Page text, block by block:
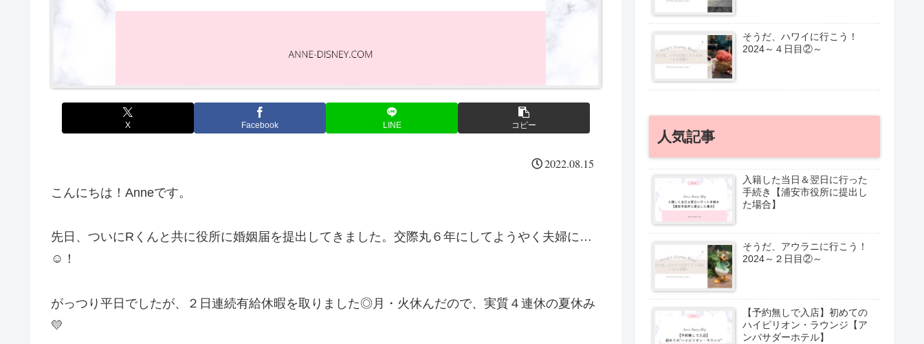
X Facebook LINE コピー
2022.08.15
こんにちは！Anneです。
先日、ついにRくんと共に役所に婚姻届を提出してきました。交際丸６年にしてようやく夫婦に…
☺！
がっつり平日でしたが、２日連続有給休暇を取りました◎月・火休んだので、実質４連休の夏休み
💛
そうだ、ハワイに行こう！
2024～４日目②～
人気記事
入籍した当日＆翌日に行った
手続き【浦安市役所に提出し
た場合】
そうだ、アウラニに行こう！
2024～２日目②～
【予約無しで入店】初めての
ハイピリオン・ラウンジ【ア
ンバサダーホテル】